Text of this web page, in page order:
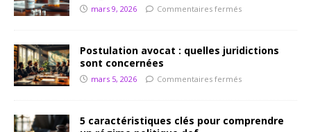
mars 9, 2026 Commentaires fermés
Postulation avocat : quelles juridictions
sont concernées
mars 5, 2026 Commentaires fermés
5 caractéristiques clés pour comprendre